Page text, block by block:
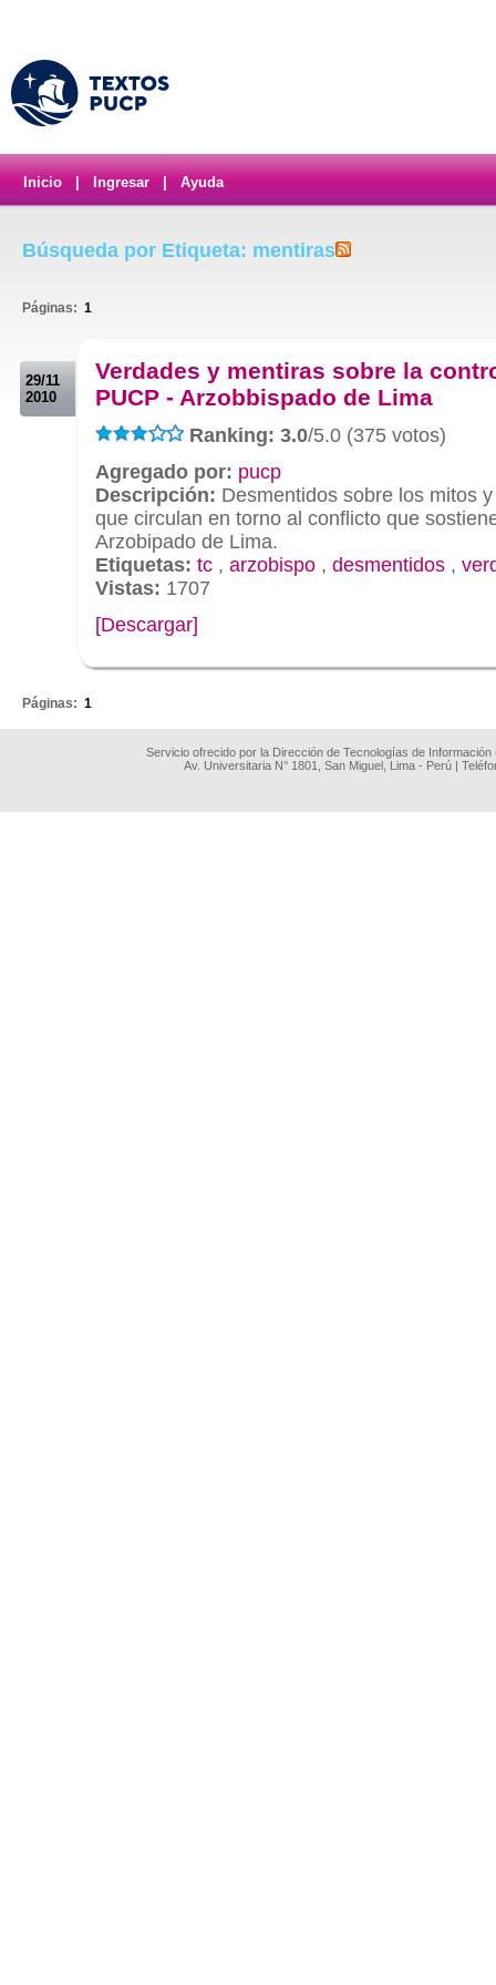
Inicio Ingresar Ayuda
Búsqueda por Etiqueta: mentiras
Páginas: 1
29/11
2010
Verdades y mentiras sobre la
PUCP - Arzobbispado de Lima
Ranking: 3.0/5.0 (375 votos)
Agregado por: pucp
Descripción: Desmentidos sobre los mitos
que circulan en torno al conflicto que
Arzobipado de Lima.
Etiquetas: tc , arzobispo , desmentidos ,
Vistas: 1707
[Descargar]
Páginas: 1
Servicio ofrecido por la Dirección de Tecnologías de
Av. Universitaria N° 1801, San Miguel, Lima - Perú |